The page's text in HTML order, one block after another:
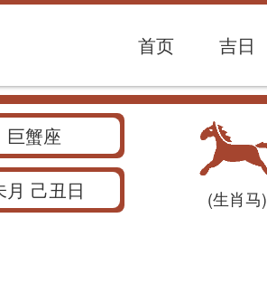
首页 吉日
巨蟹座
己丑日
(生肖马)